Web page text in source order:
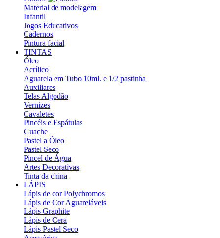
Material de modelagem
Infantil
Jogos Educativos
Cadernos
Pintura facial
TINTAS
Óleo
Acrílico
Aguarela em Tubo 10ml. e 1/2 pastinha
Auxiliares
Telas Algodão
Vernizes
Cavaletes
Pincéis e Espátulas
Guache
Pastel a Óleo
Pastel Seco
Pincel de Água
Artes Decorativas
Tinta da china
LÁPIS
Lápis de cor Polychromos
Lápis de Cor Aguareláveis
Lápis Graphite
Lápis de Cera
Lápis Pastel Seco